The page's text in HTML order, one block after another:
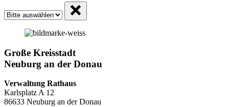
Große Kreisstadt
Neuburg an der Donau
Verwaltung Rathaus
Karlsplatz A 12
86633 Neuburg an der Donau